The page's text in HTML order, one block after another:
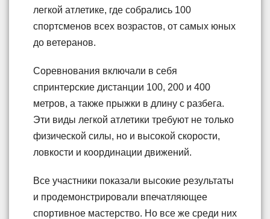
легкой атлетике, где собрались 100
спортсменов всех возрастов, от самых юных
до ветеранов.
Соревнования включали в себя
спринтерские дистанции 100, 200 и 400
метров, а также прыжки в длину с разбега.
Эти виды легкой атлетики требуют не только
физической силы, но и высокой скорости,
ловкости и координации движений.
Все участники показали высокие результаты
и продемонстрировали впечатляющее
спортивное мастерство. Но все же среди них